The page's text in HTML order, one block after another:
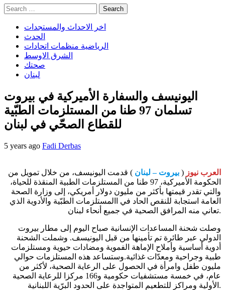
Search
for:
اخر الاحداث والمستجدات
الحدث
الرياضية منظمات اتحادات
الشرق الاوسط
صحتك
لبنان
اليونيسف والسفارة الأميركية في بيروت
تسلمان 97 طنا من المستلزمات الطبّية
للقطاع الصحّي في لبنان
5 years ago Fadi Derbas
العرب نيوز ( بيروت – لبنان ) قدمت اليونيسف، من خلال تمويل من
الحكومة الأميركية، 97 طنا من المستلزمات الطبية المنقذة للحياة،
والتي تقدر قيمتها بأكثر من مليون دولار أمريكي، إلى وزارة الصحة
العامة استجابة للنقص الحاد في االمستلزمات الطبّية والأدوية الذي
تعاني منه المرافق الصحية في جميع أنحاء لبنان.
وصلت شحنة المساعدات الإنسانية صباح اليوم إلى مطار بيروت
الدولي عبر طائرة تم تأمينها من قبل اليونيسف. وشملت الشحنة
أدوية أساسية وأملاح الإماهة الفموية ومضادات حيوية ومستلزمات
طبية وجراحية ومعدّات غذائية.وستساعد هذه المستلزمات حوالي
مليون طفل وامرأة في الحصول على الرعاية الصحية، لأكثر من
عام، في خمسة مستشفيات حكومية و166 مركزا للرعاية الصحية
الأولية ومراكز للتطعيم المتواجدة على الحدود البرّية اللبنانية.